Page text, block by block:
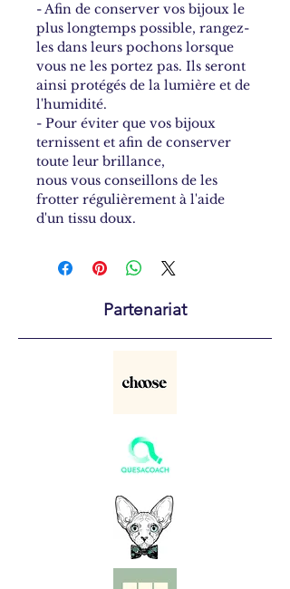
- Afin de conserver vos bijoux le
plus longtemps possible, rangez-
les dans leurs pochons lorsque
vous ne les portez pas. Ils seront
ainsi protégés de la lumière et de
l'humidité.
- Pour éviter que vos bijoux
ternissent et afin de conserver
toute leur brillance,
nous vous conseillons de les
frotter régulièrement à l'aide
d'un tissu doux.
Partenariat